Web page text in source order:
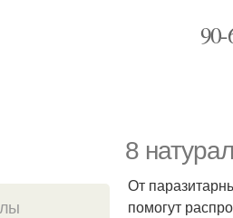
8
От
помогут